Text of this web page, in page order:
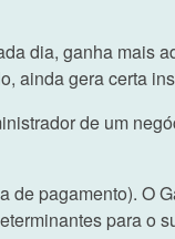
dia, ganha mais
ainda gera certa
de um
de pagamento). O
para o